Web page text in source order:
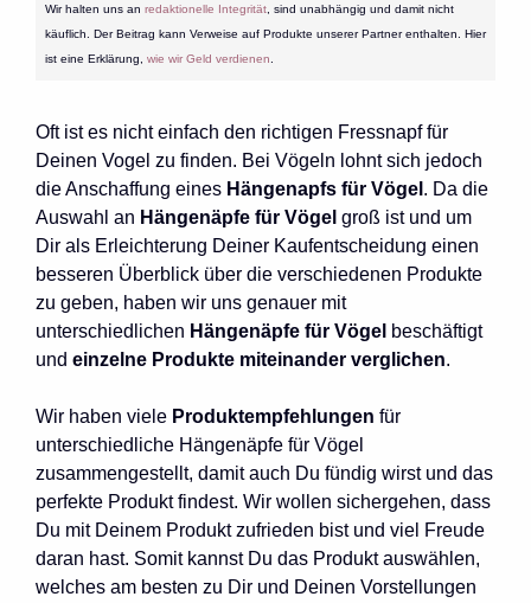
Wir halten uns an redaktionelle Integrität, sind unabhängig und damit nicht
käuflich. Der Beitrag kann Verweise auf Produkte unserer Partner enthalten. Hier
ist eine Erklärung, wie wir Geld verdienen
Oft ist es nicht einfach den richtigen Fressnapf für
Deinen Vogel zu finden. Bei Vögeln lohnt sich jedoch
die Anschaffung eines Hängenapfs für Vögel . Da die
Auswahl an Hängenäpfe für Vögel groß ist und um
Dir als Erleichterung Deiner Kaufentscheidung einen
besseren Überblick über die verschiedenen Produkte
zu geben, haben wir uns genauer mit
unterschiedlichen Hängenäpfe für Vögel beschäftigt
und einzelne Produkte miteinander verglichen.
Wir haben viele Produktempfehlungen für
unterschiedliche Hängenäpfe für Vögel
zusammengestellt, damit auch Du fündig wirst und das
perfekte Produkt findest. Wir wollen sichergehen, dass
Du mit Deinem Produkt zufrieden bist und viel Freude
daran hast. Somit kannst Du das Produkt auswählen,
welches am besten zu Dir und Deinen Vorstellungen